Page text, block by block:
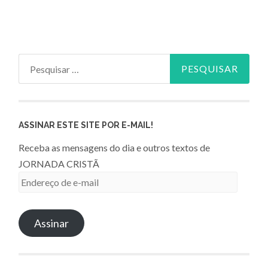
ASSINAR ESTE SITE POR E-MAIL!
Receba as mensagens do dia e outros textos de
JORNADA CRISTÃ
Endereço
e-
mailAssinar